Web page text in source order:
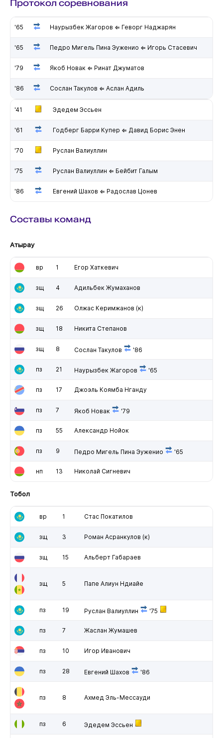
Протокол соревнования
'65 Наурызбек Жагоров ⇐ Геворг Наджарян
'65 Педро Мигель Пина Эуженио ⇐ Игорь Стасевич
'79 Якоб Новак ⇐ Ринат Джуматов
'86 Сослан Такулов ⇐ Аслан Адиль
'41 Эдедем Эссьен
'61 Годберг Барри Купер ⇐ Давид Борис Энен
'70 Руслан Валиуллин
'75 Руслан Валиуллин ⇐ Бейбит Галым
'86 Евгений Шахов ⇐ Радослав Цонев
Составы команд
Атырау
вр 1 Егор Хаткевич
зщ 4 Адильбек Жумаханов
зщ 26 Олжас Керимжанов (к)
зщ 18 Никита Степанов
зщ 8 Сослан Такулов '86
пз 21 Наурызбек Жагоров '65
пз 17 Джоэль Коямба Нганду
пз 7 Якоб Новак '79
пз 55 Александр Нойок
пз 9 Педро Мигель Пина Эуженио '65
нп 13 Николай Сигневич
Тобол
вр 1 Стас Покатилов
зщ 3 Роман Асранкулов (к)
зщ 15 Альберт Габараев
зщ 5 Папе Алиун Ндиайе
пз 19 Руслан Валиуллин '75
пз 7 Жаслан Жумашев
пз 10 Игор Иванович
пз 28 Евгений Шахов '86
пз 8 Ахмед Эль-Мессауди
пз 6 Эдедем Эссьен